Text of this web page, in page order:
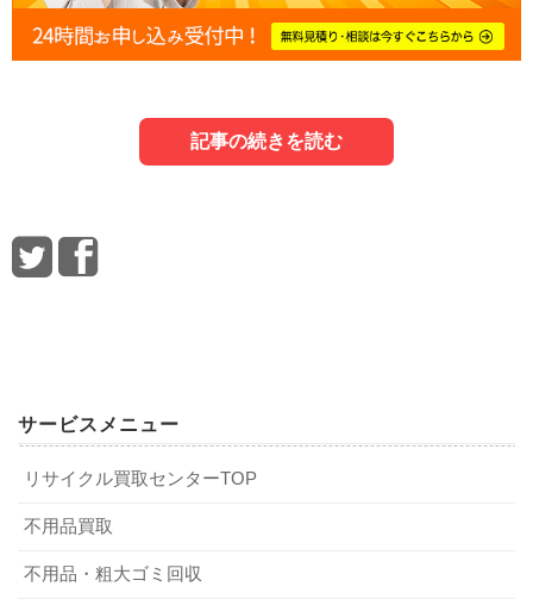
記事の続きを読む
1-1．まだ使えるものを有効活用できる
遺品を買取に出せば、まだ使えるものを有効活用できるの
がメリットです。遺品であっても、中古品として価値のあ
き、環境にも優しい方法です。それに、持ち主こそ変わっ
3-1．キレイにクリーニングしておく
遺品を高く売るには、キレイにクリーニングしておくこと
が大切です。キレイな状態のほうが、査定時の印象もよく
を提示されやすくなります。同じ条件の遺品でも、クリー
5-1．信頼できる遺品買取業者の選び方
信頼できる遺品買取業者の選び方は、以下を参考にしてく
ださい。
遺品の買取実績が豊富にある
サービスメニュー
リサイクル買取センターTOP
不用品買取
不用品・粗大ゴミ回収